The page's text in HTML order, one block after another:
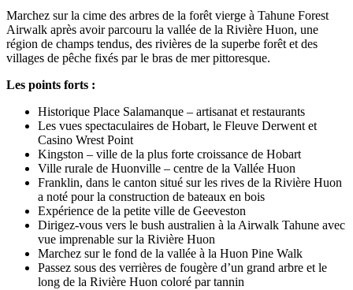
Marchez sur la cime des arbres de la forêt vierge à Tahune Forest
Airwalk après avoir parcouru la vallée de la Rivière Huon, une
région de champs tendus, des rivières de la superbe forêt et des
villages de pêche fixés par le bras de mer pittoresque.
Les points forts :
Historique Place Salamanque – artisanat et restaurants
Les vues spectaculaires de Hobart, le Fleuve Derwent et
Casino Wrest Point
Kingston – ville de la plus forte croissance de Hobart
Ville rurale de Huonville – centre de la Vallée Huon
Franklin, dans le canton situé sur les rives de la Rivière Huon
a noté pour la construction de bateaux en bois
Expérience de la petite ville de Geeveston
Dirigez-vous vers le bush australien à la Airwalk Tahune avec
vue imprenable sur la Rivière Huon
Marchez sur le fond de la vallée à la Huon Pine Walk
Passez sous des verrières de fougère d’un grand arbre et le
long de la Rivière Huon coloré par tannin